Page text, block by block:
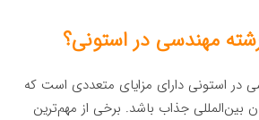
مهندسی در استونی؟
در استونی دارای مزایای متعددی است که
بین‌المللی جذاب باشد. برخی از مهم‌ترین